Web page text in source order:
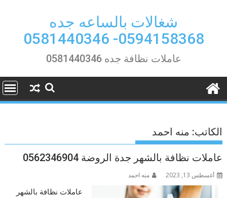
شغالات بالساعه جده
0594158368- 0581440346
عاملات نظافة جده 0581440346
الكاتب: منه احمد
عاملات نظافة بالشهر جدة الروضة 0562346904
أغسطس 13, 2023 منه احمد
عاملات نظافة بالشهر